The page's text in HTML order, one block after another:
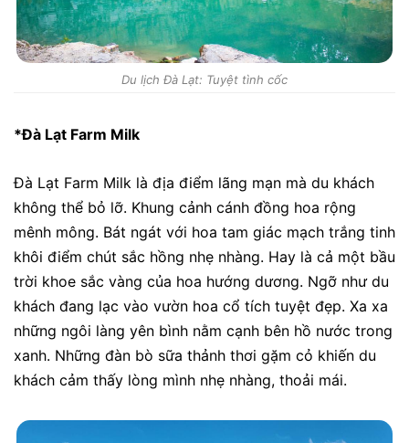
Du lịch Đà Lạt: Tuyệt tình cốc
*Đà Lạt Farm Milk
Đà Lạt Farm Milk là địa điểm lãng mạn mà du khách
không thể bỏ lỡ. Khung cảnh cánh đồng hoa rộng
mênh mông. Bát ngát với hoa tam giác mạch trắng tinh
khôi điểm chút sắc hồng nhẹ nhàng. Hay là cả một bầu
trời khoe sắc vàng của hoa hướng dương. Ngỡ như du
khách đang lạc vào vườn hoa cổ tích tuyệt đẹp. Xa xa
những ngôi làng yên bình nằm cạnh bên hồ nước trong
xanh. Những đàn bò sữa thảnh thơi gặm cỏ khiến du
khách cảm thấy lòng mình nhẹ nhàng, thoải mái.